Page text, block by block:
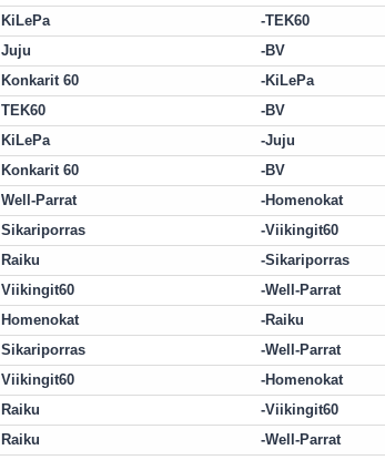
KiLePa TEK60
Juju BV
Konkarit 60 KiLePa
TEK60 BV
KiLePa Juju
Konkarit 60 BV
Well-Parrat Homenokat
Sikariporras Viikingit60
Raiku Sikariporras
Viikingit60 Well-Parrat
Homenokat Raiku
Sikariporras Well-Parrat
Viikingit60 Homenokat
Raiku Viikingit60
Raiku Well-Parrat